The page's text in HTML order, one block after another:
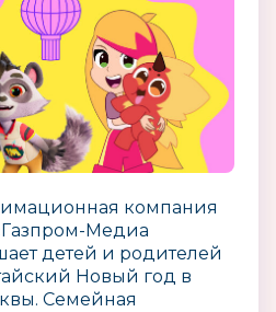
компания
Медиа
детей и родителей
Новый год в
Семейная